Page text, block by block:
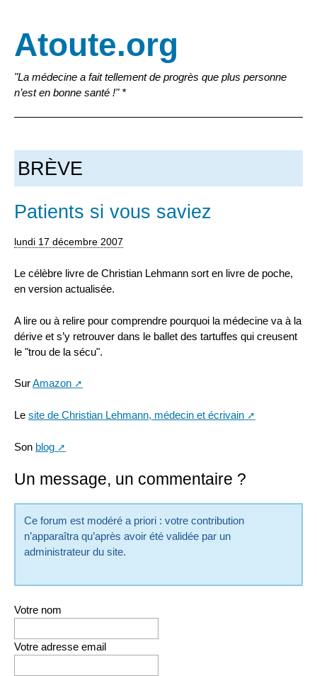
Atoute.org
"La médecine a fait tellement de progrès que plus personne
n’est en bonne santé !" *
BRÈVE
Patients si vous saviez
lundi 17 décembre 2007
Le célèbre livre de Christian Lehmann sort en livre de poche,
en version actualisée.
A lire ou à relire pour comprendre pourquoi la médecine va à la
dérive et s’y retrouver dans le ballet des tartuffes qui creusent
le "trou de la sécu".
SurAmazon
Le site de Christian Lehmann, médecin et écrivain
Son blog
Un message, un commentaire ?
Ce forum est modéré a priori : votre contribution
n’apparaîtra qu’après avoir été validée par un
administrateur du site.
Votre nom
Votre adresse email